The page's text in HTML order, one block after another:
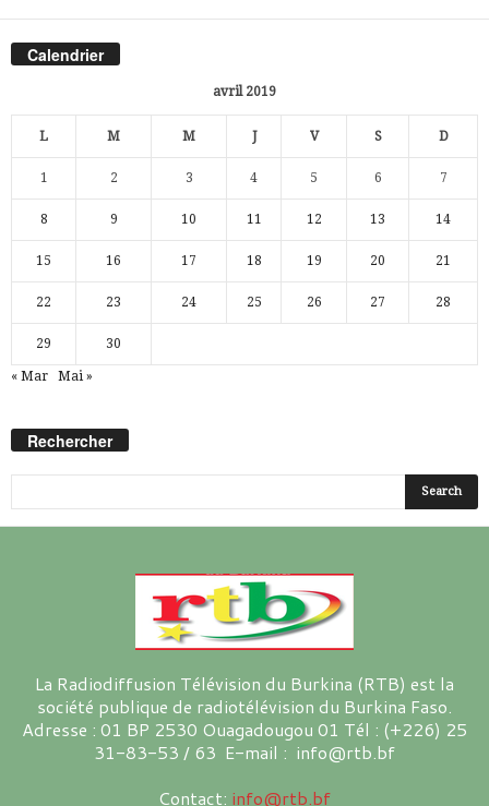
Calendrier
avril 2019
L M M J V S D
1 2 3 4 5 6 7
8 9 10 11 12 13 14
15 16 17 18 19 20 21
22 23 24 25 26 27 28
29 30
« Mar Mai »
Rechercher
La Radiodiffusion Télévision du Burkina (RTB) est la
société publique de radiotélévision du Burkina Faso.
Adresse : 01 BP 2530 Ouagadougou 01 Tél : (+226) 25
31-83-53 / 63 E-mail : info@rtb.bf
Contact: info@rtb.bf